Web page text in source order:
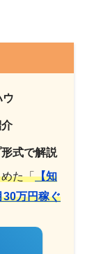
ウ
式で解説
た「【知
30万円稼ぐ